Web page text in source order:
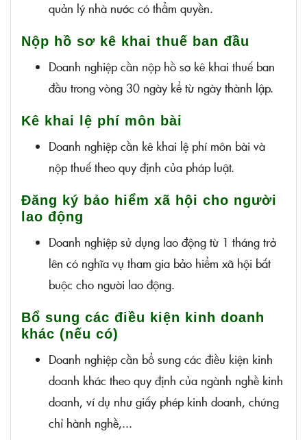
quản lý nhà nước có thẩm quyền.
Nộp hồ sơ kê khai thuế ban đầu
Doanh nghiệp cần nộp hồ sơ kê khai thuế ban
đầu trong vòng 30 ngày kể từ ngày thành lập.
Kê khai lệ phí môn bài
Doanh nghiệp cần kê khai lệ phí môn bài và
nộp thuế theo quy định của pháp luật.
Đăng ký bảo hiểm xã hội cho người
lao động
Doanh nghiệp sử dụng lao động từ 1 tháng trở
lên có nghĩa vụ tham gia bảo hiểm xã hội bắt
buộc cho người lao động.
Bổ sung các điều kiện kinh doanh
khác (nếu có)
Doanh nghiệp cần bổ sung các điều kiện kinh
doanh khác theo quy định của ngành nghề kinh
doanh, ví dụ như giấy phép kinh doanh, chứng
chỉ hành nghề,...